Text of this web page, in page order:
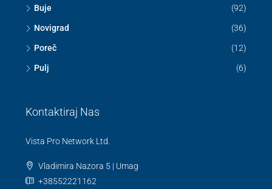
Buje (92)
Novigrad (36)
(12)
Pulj (6)
Kontaktiraj Nas
Vladimira Nazora 5 | Umag